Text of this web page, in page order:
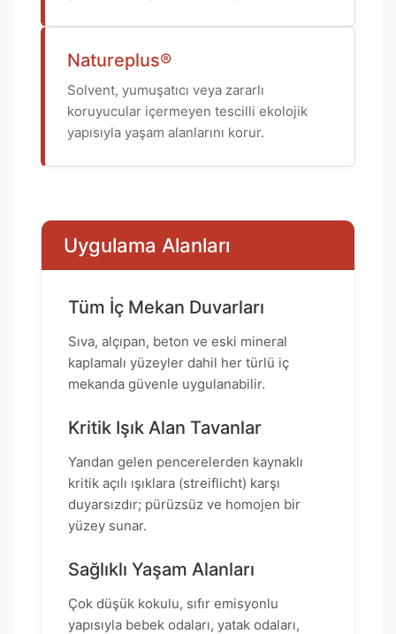
Natureplus®
Solvent, yumuşatıcı veya zararlı
koruyucular içermeyen tescilli ekolojik
yapısıyla yaşam alanlarını korur.
Uygulama Alanları
Tüm İç Mekan Duvarları
Sıva, alçıpan, beton ve eski mineral
kaplamalı yüzeyler dahil her türlü iç
mekanda güvenle uygulanabilir.
Kritik Işık Alan Tavanlar
Yandan gelen pencerelerden kaynaklı
kritik açılı ışıklara (streiflicht) karşı
duyarsızdır; pürüzsüz ve homojen bir
yüzey sunar.
Sağlıklı Yaşam Alanları
Çok düşük kokulu, sıfır emisyonlu
yapısıyla bebek odaları, yatak odaları,